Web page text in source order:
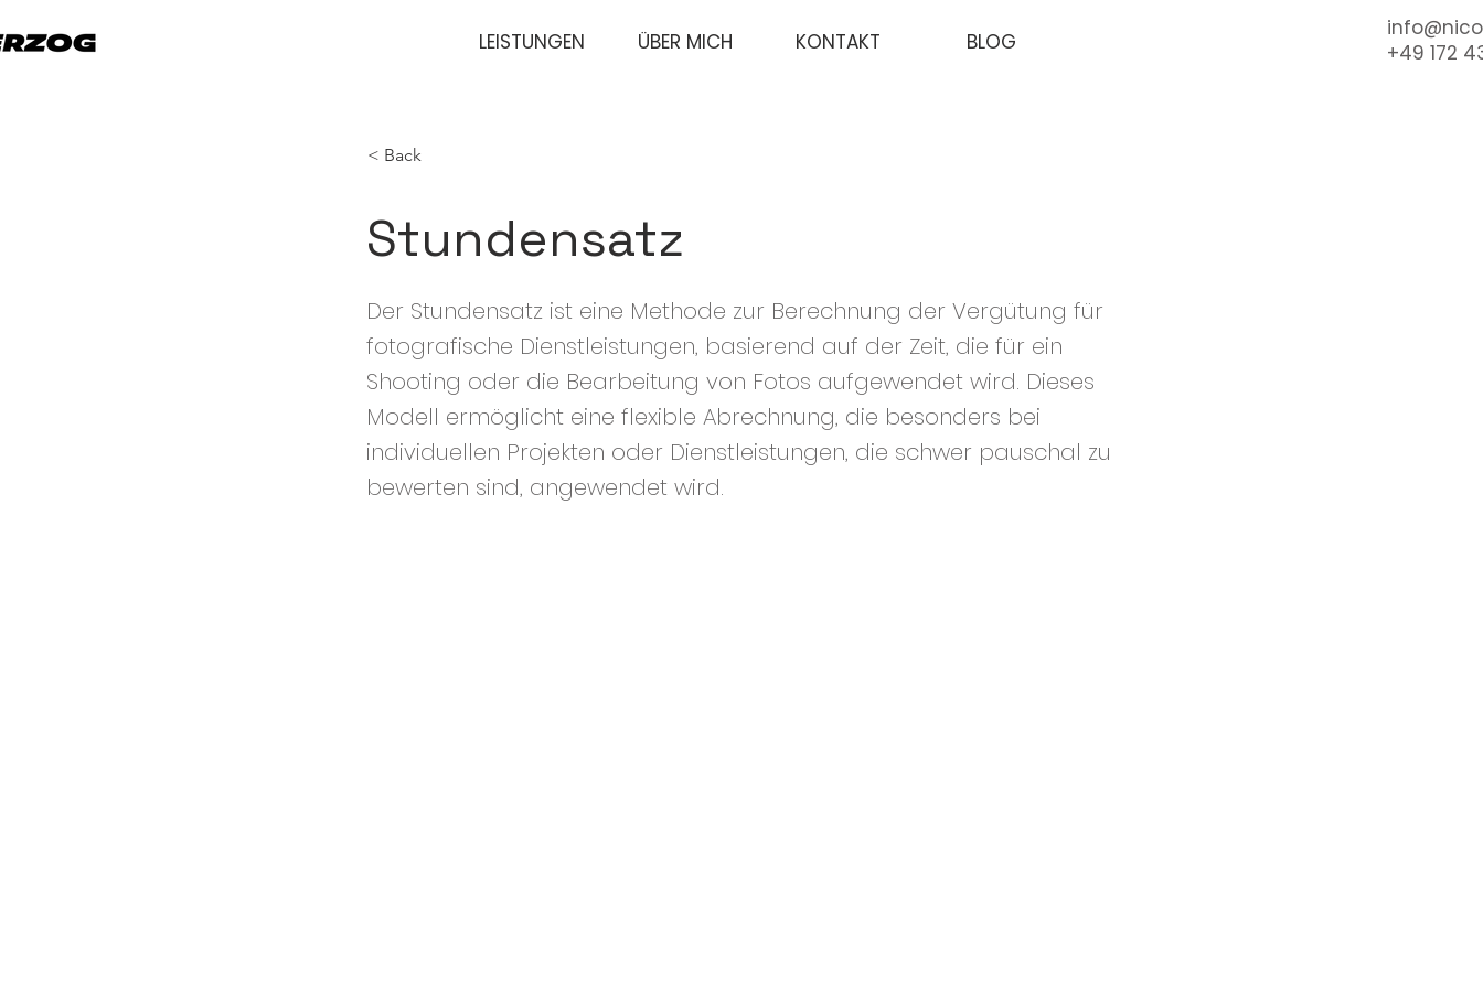
LEISTUNGEN ÜBER MICH KONTAKT BLOG
+49 172
< Back
Stundensatz
Der Stundensatz ist eine Methode zur Berechnung der Vergütung für
fotografische Dienstleistungen, basierend auf der Zeit, die für ein
Shooting oder die Bearbeitung von Fotos aufgewendet wird. Dieses
Modell ermöglicht eine flexible Abrechnung, die besonders bei
individuellen Projekten oder Dienstleistungen, die schwer pauschal zu
bewerten sind, angewendet wird.